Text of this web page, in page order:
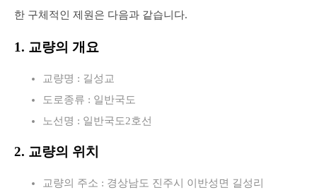
한 구체적인 제원은 다음과 같습니다.
1. 교량의 개요
교량명 : 길성교
도로종류 : 일반국도
노선명 : 일반국도2호선
2. 교량의 위치
교량의 주소 : 경상남도 진주시 이반성면 길성리